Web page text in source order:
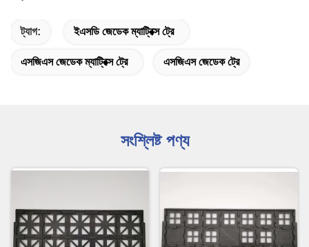
ট্যাগ: ইএসডি জেডেক ম্যাট্রিক্স ট্রে
এসজিএস জেডেক ম্যাট্রিক্স ট্রে এসজিএস জেডেক ট্রে
সংশ্লিষ্ট পণ্য